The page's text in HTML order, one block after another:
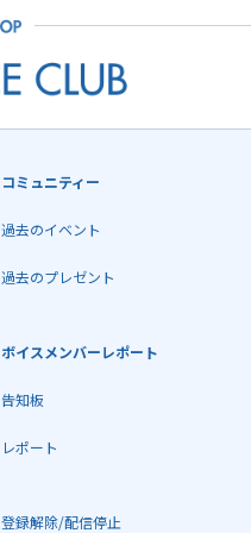
コミュニティー
過去のイベント
過去のプレゼント
ボイスメンバーレポート
告知板
レポート
登録解除/配信停止